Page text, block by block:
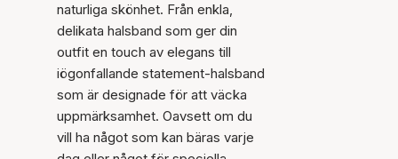
naturliga skönhet. Från enkla,
delikata halsband som ger din
outfit en touch av elegans till
iögonfallande statement-halsband
som är designade för att väcka
uppmärksamhet. Oavsett om du
vill ha något som kan bäras varje